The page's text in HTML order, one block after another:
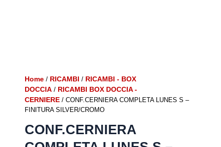
Home / RICAMBI / RICAMBI - BOX
DOCCIA / RICAMBI BOX DOCCIA -
CERNIERE / CONF.CERNIERA COMPLETA LUNES S –
FINITURA SILVER/CROMO
CONF.CERNIERA